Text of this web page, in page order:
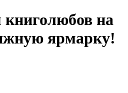
на
ярмарку!